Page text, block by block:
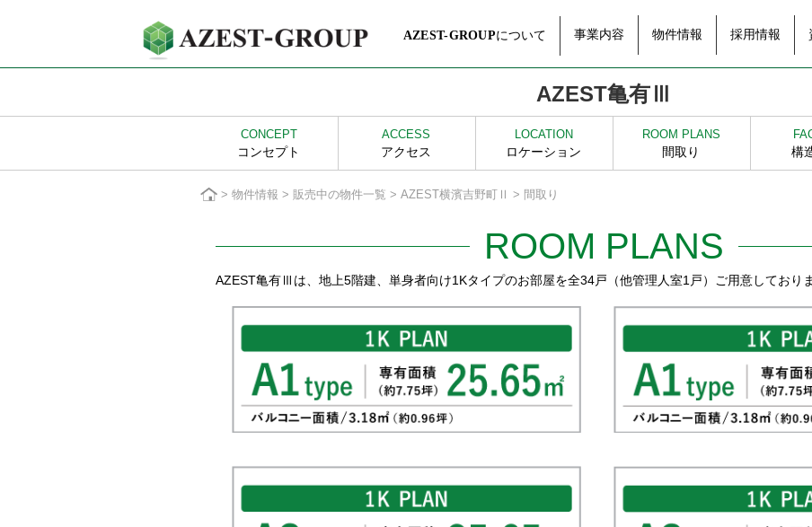
AZEST-GROUPについて 事業内容 物件情報 採用情報
AZEST亀有Ⅲ
CONCEPT
コンセプト
ACCESS
アクセス
LOCATION
ロケーション
ROOM PLANS
間取り 構
> 物件情報 > 販売中の物件一覧 > AZEST横濱吉野町Ⅱ > 間取り
ROOM PLANS
AZEST亀有Ⅲは、地上5階建、単身者向け1Kタイプのお部屋を全34戸（他管理人室1戸）ご用意しておりま